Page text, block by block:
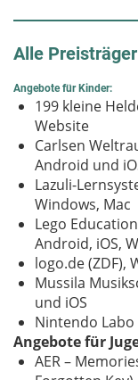
Alle
Angebote für Kinder:
199 kleine
Website
Carlsen
Android und
Lazuli-
Windows, Mac
Lego
Android, iOS,
logo.de (ZDF),
Mussila
und iOS
Nintendo
Angebote für
AER –